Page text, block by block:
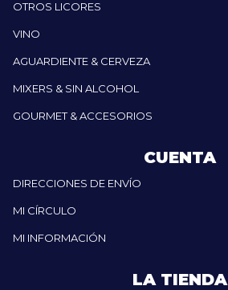
OTROS LICORES
VINO
AGUARDIENTE & CERVEZA
MIXERS & SIN ALCOHOL
GOURMET & ACCESORIOS
CUENTA
DIRECCIONES DE ENVÍO
MI CÍRCULO
MI INFORMACIÓN
LA TIENDA